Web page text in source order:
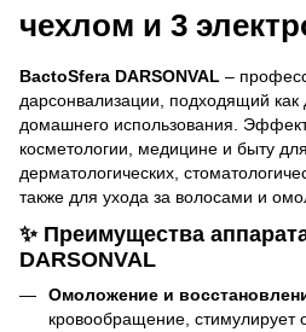
чехлом и 3
BactoSfera DARSONVAL –
дарсонвализации, подходящий как
домашнего использования.
косметологии, медицине и быту
дерматологических,
также для ухода за волосами и
✨ Преимущества
DARSONVAL
Омоложение и
кровообращение,